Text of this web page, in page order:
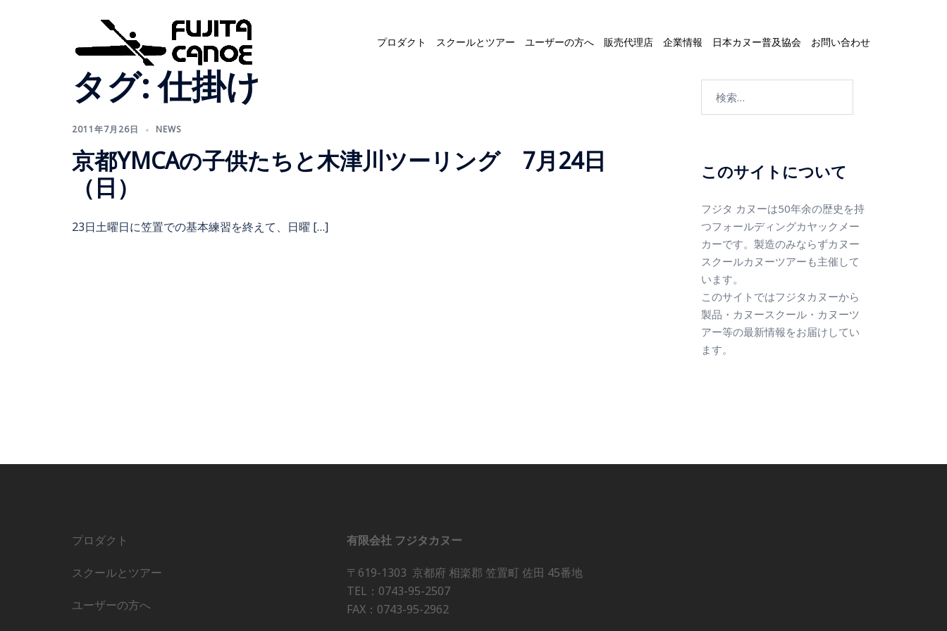
プロダクト スクールとツアー ユーザーの方へ 販売代理店 企業情報 日本カヌー普及協会 お問い合わせ
タグ:仕掛け
2011年7月26日 NEWS
京都YMCAの子供たちと木津川ツーリング 7月24日
（日）
23日土曜日に笠置での基本練習を終えて、日曜 […]
このサイトについて
フジタ カヌーは50年余の歴史を持
つフォールディングカヤックメー
カーです。製造のみならずカヌー
スクールカヌーツアーも主催して
います。
このサイトではフジタカヌーから
製品・カヌースクール・カヌーツ
アー等の最新情報をお届けしてい
ます。
プロダクト
スクールとツアー
ユーザーの方へ
有限会社 フジタカヌー
〒619-1303 京都府 相楽郡 笠置町 佐田 45番地
TEL：0743-95-2507
FAX：0743-95-2962